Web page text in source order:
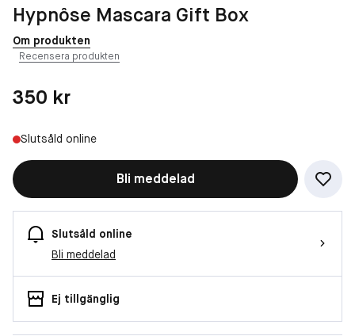
Hypnôse Mascara Gift Box
Om produkten
Recensera produkten
Pris: 350 kr
350 kr
Slutsåld online
Bli meddelad
Slutsåld online
Bli meddelad
Ej tillgänglig